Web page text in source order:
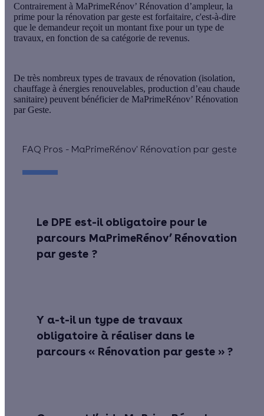
Contrairement à MaPrimeRénov’ Rénovation d’ampleur, la
prime pour la rénovation par geste est forfaitaire, c'est-à-dire
que le demandeur reçoit un montant fixe pour un type de
travaux, en fonction de sa catégorie de revenus.
De très nombreux types de travaux de rénovation (isolation,
chauffage à énergies renouvelables, production d’eau chaude
sanitaire) peuvent bénéficier de MaPrimeRénov’ Rénovation
par Geste.
FAQ Pros - MaPrimeRénov' Rénovation par geste
Le DPE est-il obligatoire pour le
parcours MaPrimeRénov’ Rénovation
par geste ?
Y a-t-il un type de travaux
obligatoire à réaliser dans le
parcours « Rénovation par geste » ?